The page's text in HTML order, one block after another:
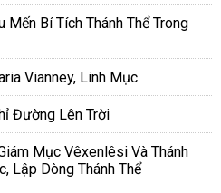
Mến Bí Tích Thánh Thể Trong
Vianney, Linh Mục
Đường Lên Trời
Mục Vêxenlêsi Và Thánh
Lập Dòng Thánh Thể